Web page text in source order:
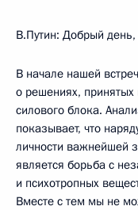
В.Путин: Добрый
В начале нашей
о решениях, принятых
силового блока.
показывает, что
личности важнейшей
является борьба с
и психотропных
Вместе с тем мы не